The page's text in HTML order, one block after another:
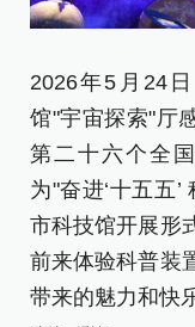
2026年5月24
馆"宇宙探索"厅
第二十六个全
为"奋进‘十五五
市科技馆开展形
前来体验科普装
带来的魅力和快